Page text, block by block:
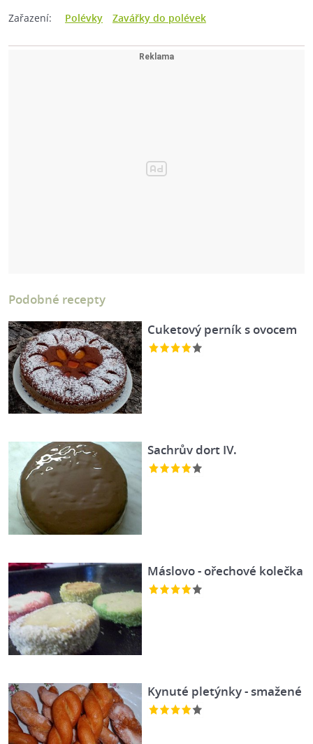
Zařazení: Polévky Zavářky do polévek
Podobné recepty
Cuketový perník s ovocem
Sachrův dort IV.
Máslovo - ořechové kolečka
Kynuté pletýnky - smažené